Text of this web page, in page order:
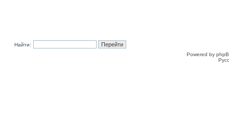
Найти:
Powered by